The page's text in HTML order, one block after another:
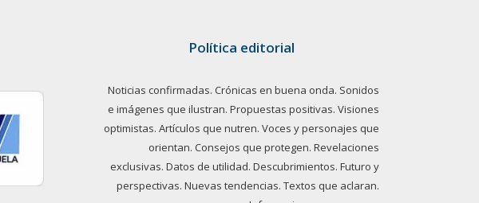
Política editorial
Noticias confirmadas. Crónicas en buena onda. Sonidos
e imágenes que ilustran. Propuestas positivas. Visiones
optimistas. Artículos que nutren. Voces y personajes que
orientan. Consejos que protegen. Revelaciones
exclusivas. Datos de utilidad. Descubrimientos. Futuro y
perspectivas. Nuevas tendencias. Textos que aclaran.